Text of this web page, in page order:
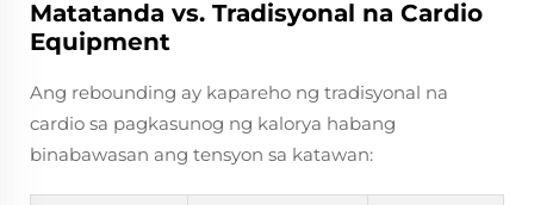
Matatanda vs. Tradisyonal na Cardio
Equipment
Ang rebounding ay kapareho ng tradisyonal na
cardio sa pagkasunog ng kalorya habang
binabawasan ang tensyon sa katawan: